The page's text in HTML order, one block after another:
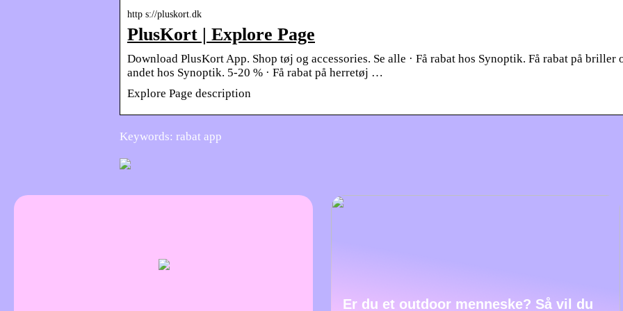
http s://pluskort.dk
PlusKort | Explore Page
Download PlusKort App. Shop tøj og accessories. Se alle · Få rabat hos Synoptik. Få rabat på briller
andet hos Synoptik. 5-20 % · Få rabat på herretøj …
Explore Page description
Keywords: rabat app
Er du et outdoor menneske? Så vil du